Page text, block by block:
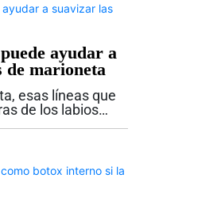
ayudar a
de marioneta
esas líneas que
de los labios